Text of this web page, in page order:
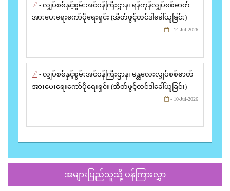
- လျှပ်စစ်နှင့်စွမ်းအင်ဝန်ကြီးဌာန၊ ရန်ကုန်လျှပ်စစ်ဓာတ်
အားပေးရေးကော်ပိုရေးရှင်း (အိတ်ဖွင့်တင်ဒါခေါ်ယူခြင်း)
- 14-Jul-2026
- လျှပ်စစ်နှင့်စွမ်းအင်ဝန်ကြီးဌာန၊ မန္တလေးလျှပ်စစ်ဓာတ်
အားပေးရေးကော်ပိုရေးရှင်း (အိတ်ဖွင့်တင်ဒါခေါ်ယူခြင်း)
- 10-Jul-2026
အများပြည်သူသို့ ပန်ကြားလွှာ